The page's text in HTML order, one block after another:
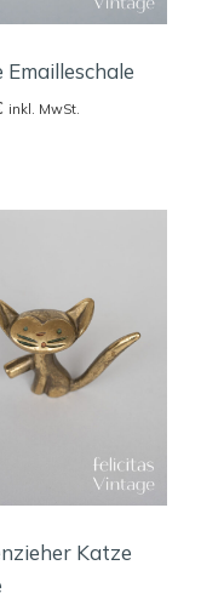
Emailleschale
inkl. MwSt.
Katze